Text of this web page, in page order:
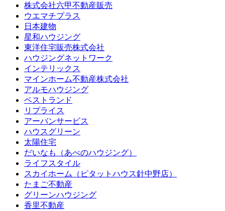
株式会社六甲不動産販売
ウエマチプラス
日本建物
星和ハウジング
東洋住宅販売株式会社
ハウジングネットワーク
インテリックス
マインホーム不動産株式会社
アルモハウジング
ベストランド
リプライス
アーバンサービス
ハウスグリーン
太陽住宅
だいなも（あべのハウジング）
ライフスタイル
スカイホーム（ピタットハウス針中野店）
たまご不動産
グリーンハウジング
香里不動産